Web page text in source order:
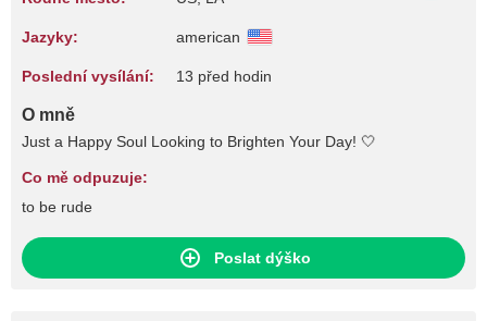
Jazyky: american
Poslední vysílání: 13 před hodin
O mně
Just a Happy Soul Looking to Brighten Your Day! 🤍
Co mě odpuzuje:
to be rude
Poslat dýško